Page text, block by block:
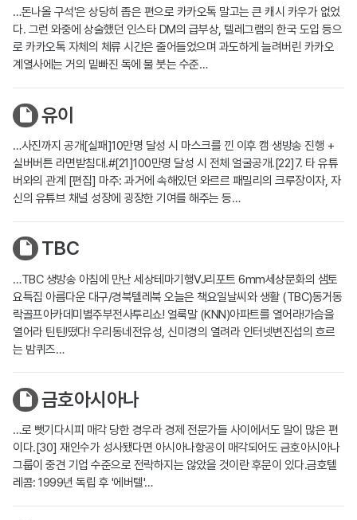
…돈나올 구석'은 상당히 좁은 편으로 카카오톡 말고는 큰 캐시 카우가 없었
다. 그런 와중에 상술했던 인스타 DM의 급부상, 텔레그램의 한국 도입 등으
로 카카오톡 자체의 체류 시간은 줄어들었으며 과도하게 늘려버린 카카오
계열사에는 거의 밑빠진 독에 물 붓는 수준…
유이
…사진까지 공개[실패]10만명 달성 시 마스크를 낀 이후 캠 생방송 진행 +
실버버튼 라면받침대.#[21]100만명 달성 시 전체 얼굴공개.[22]7. 타 유튜
버와의 관계 [편집] 마주: 과거에 속해있던 와르르 패밀리의 크루장이자, 자
신의 유튜브 채널 성장에 굉장한 기여를 해주는 등…
TBC
…TBC 생방송 아침에 만난 세상테마기행VJ리포트 6mm세상문화의 샘토
요특집 아름다운 대구/경북텔레북 오늘은 책요일날씨와 생활 (TBC)동거동
락골프아카데미별주부전사투리쇼! 얼룩말 (KNN)아파트를 열어라!가슴을
열어라 틴틴!떴다! 우리동네전유성, 신미경의 열려라 인터넷변진섭의 흐르
는 밤퀴즈…
금호아시아나
…로 뺏기다시피 매각 당한 경우라 경제 전문가들 사이에서도 말이 많은 편
이다.[30] 재인수가 성사됐다면 아시아나항공이 매각되어도 금호아시아나
그룹이 중견 기업 수준으로 전락하지는 않았을 것이란 후문이 있다.금호텔
레콤: 1999년 독립 후 '에버텔'…